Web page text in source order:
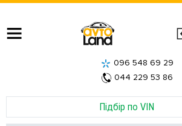
Підбір по VIN
096 548 69 29
044 229 53 86